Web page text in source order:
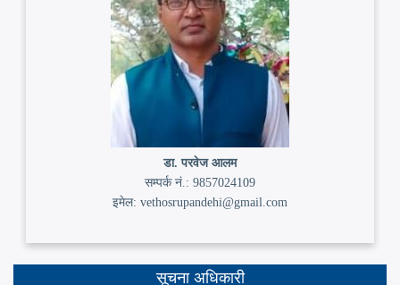
डा. परवेज आलम
सम्पर्क नं.: 9857024109
इमेल: vethosrupandehi@gmail.com
सूचना अधिकारी